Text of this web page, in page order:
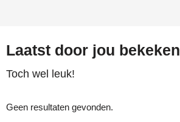
Laatst door jou bekeken
Toch wel leuk!
Geen resultaten gevonden.